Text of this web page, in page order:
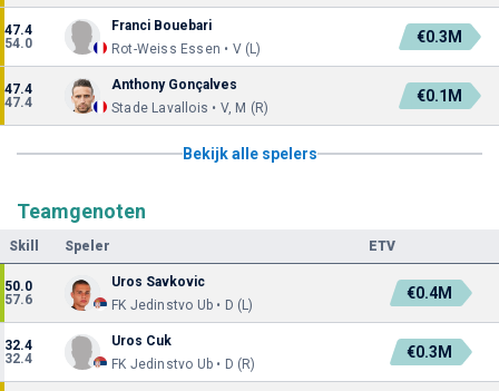
47.4
54.0
Franci Bouebari
Rot-Weiss Essen • V (L)
€0.3M
47.4
47.4
Anthony Gonçalves
Stade Lavallois • V, M (R)
€0.1M
Bekijk alle spelers
Teamgenoten
Skill Speler ETV
50.0
57.6
Uros Savkovic
FK Jedinstvo Ub • D (L)
€0.4M
32.4
32.4
Uros Cuk
FK Jedinstvo Ub • D (R)
€0.3M